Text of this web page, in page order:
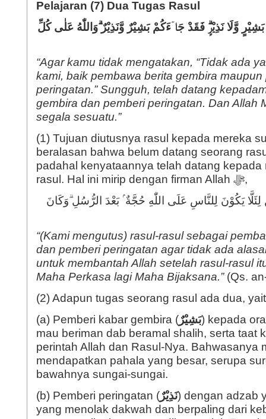
Pelajaran (7) Dua Tugas Rasul
وَّلَا نَذِيْرٍۗ فَقَدْ جَاۤءَكُمْ بَشِيْرٌ وَّنَذِيْرٌ ۗوَاللّٰهُ عَلٰى كُلِّ
“Agar kamu tidak mengatakan, “Tidak ada
kami, baik pembawa berita gembira maupun
peringatan.” Sungguh, telah datang
gembira dan pemberi peringatan. Dan Allah
segala sesuatu.”
(1) Tujuan diutusnya rasul kepada mereka
beralasan bahwa belum datang seorang
padahal kenyataannya telah datang kepada
rasul. Hal ini mirip dengan firman Allah ﷻ,
يَكُوْنَ لِلنَّاسِ عَلَى اللّٰهِ حُجَّةٌ ۢ بَعْدَ الرُّسُلِ ۗوَكَانَ
“(Kami mengutus) rasul-rasul sebagai
dan pemberi peringatan agar tidak ada
untuk membantah Allah setelah rasul-rasul
Maha Perkasa lagi Maha Bijaksana.”(Qs.
(2) Adapun tugas seorang rasul ada dua,
(a) Pemberi kabar gembira (بَشِيْرٌ) kepada
mau beriman dab beramal shalih, serta taat
perintah Allah dan Rasul-Nya. Bahwasanya
mendapatkan pahala yang besar, serupa
bawahnya sungai-sungai.
(b) Pemberi peringatan (نَذِيْرٌ) dengan adzab
yang menolak dakwah dan berpaling dari